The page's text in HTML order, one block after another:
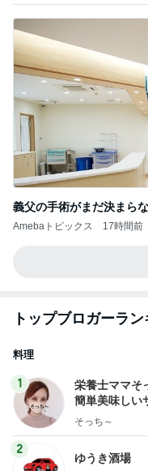
義父の手術がまだ決まら
Amebaトピックス 17時間前
トップブロガーラ
料理
1
栄養士ママそ
簡単美味しい
献立
そっち～
2
ゆうき酒場